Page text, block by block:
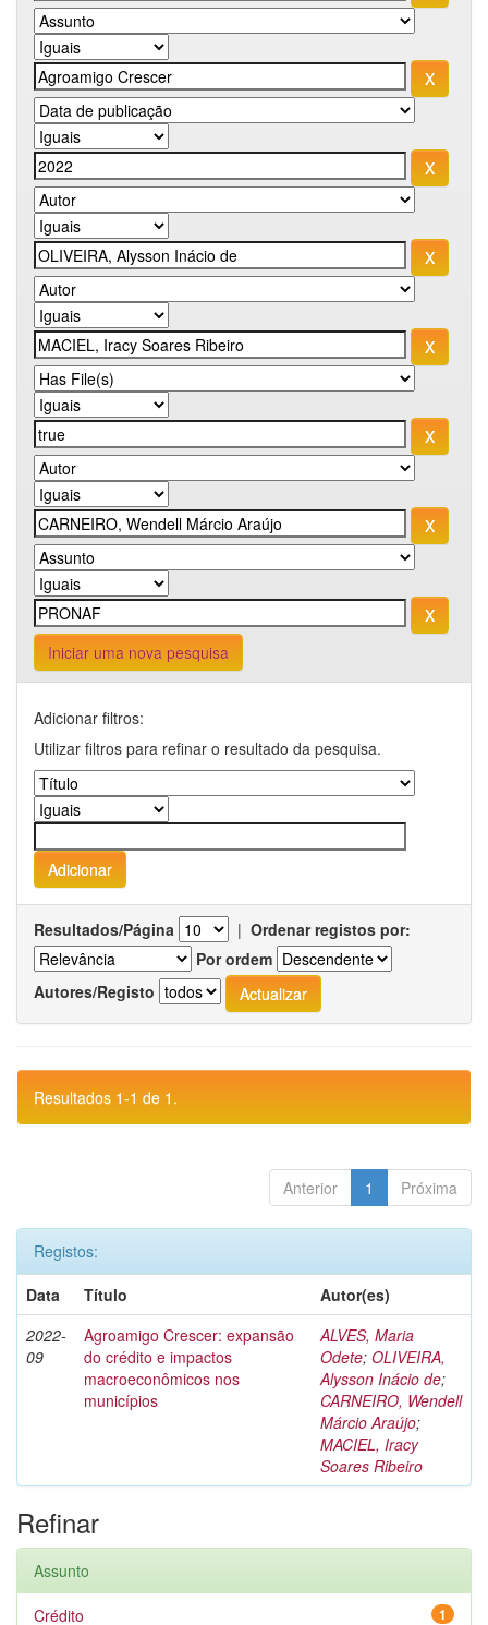
Iniciar uma nova pesquisa
Adicionar filtros:
Utilizar filtros para refinar o resultado da pesquisa.
Resultados/Página | Ordenar registos por:
Por ordem
Autores/Registo
Resultados 1-1 de 1.
Anterior 1 Próxima
Registos:
Data
Título
Autor(es)
2022-
09
Agroamigo Crescer: expansão
do crédito e impactos
macroeconômicos nos
municípios
ALVES, Maria
Odete; OLIVEIRA,
Alysson Inácio de;
CARNEIRO, Wendell
Márcio Araújo;
MACIEL, Iracy
Soares Ribeiro
Refinar
Assunto
1
Crédito